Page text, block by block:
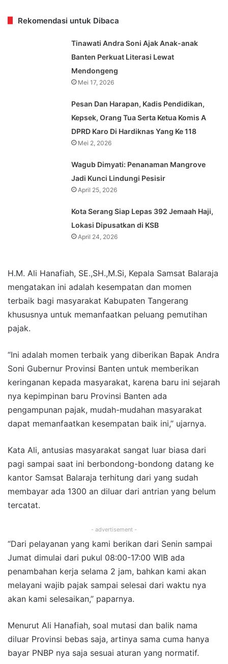
Rekomendasi untuk Dibaca
Tinawati Andra Soni Ajak Anak-anak
Banten Perkuat Literasi Lewat
Mendongeng
Mei 17, 2026
Pesan Dan Harapan, Kadis Pendidikan,
Kepsek, Orang Tua Serta Ketua Komis A
DPRD Karo Di Hardiknas Yang Ke 118
Mei 2, 2026
Wagub Dimyati: Penanaman Mangrove
Jadi Kunci Lindungi Pesisir
April 25, 2026
Kota Serang Siap Lepas 392 Jemaah Haji,
Lokasi Dipusatkan di KSB
April 24, 2026
H.M. Ali Hanafiah, SE.,SH.,M.Si, Kepala Samsat Balaraja
mengatakan ini adalah kesempatan dan momen
terbaik bagi masyarakat Kabupaten Tangerang
khususnya untuk memanfaatkan peluang pemutihan
pajak.
“Ini adalah momen terbaik yang diberikan Bapak Andra
Soni Gubernur Provinsi Banten untuk memberikan
keringanan kepada masyarakat, karena baru ini sejarah
nya kepimpinan baru Provinsi Banten ada
pengampunan pajak, mudah-mudahan masyarakat
dapat memanfaatkan kesempatan baik ini,” ujarnya.
Kata Ali, antusias masyarakat sangat luar biasa dari
pagi sampai saat ini berbondong-bondong datang ke
kantor Samsat Balaraja terhitung dari yang sudah
membayar ada 1300 an diluar dari antrian yang belum
tercatat.
- advertisement -
“Dari pelayanan yang kami berikan dari Senin sampai
Jumat dimulai dari pukul 08:00-17:00 WIB ada
penambahan kerja selama 2 jam, bahkan kami akan
melayani wajib pajak sampai selesai dari waktu nya
akan kami selesaikan,” paparnya.
Menurut Ali Hanafiah, soal mutasi dan balik nama
diluar Provinsi bebas saja, artinya sama cuma hanya
bayar PNBP nya saja sesuai aturan yang normatif.